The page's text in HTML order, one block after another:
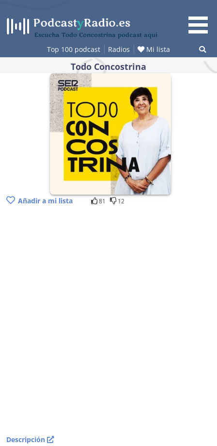
contenido
Escucha Todo Concostrina podcast aquí
Top 100 podcast Radios Mi lista
Todo Concostrina
Añadir a mi lista 81 12
Descripción